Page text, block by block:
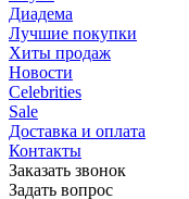
Диадема
Лучшие покупки
Хиты продаж
Новости
Celebrities
Sale
Доставка и оплата
Контакты
Заказать звонок
Задать вопрос